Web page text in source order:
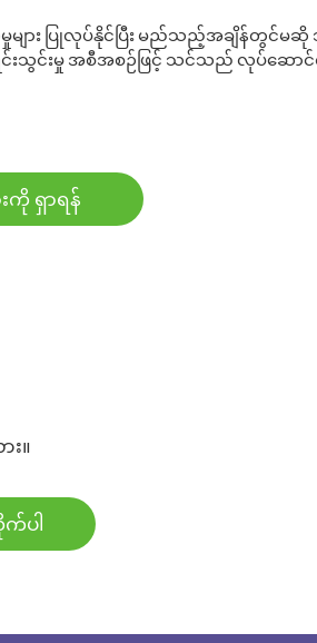
မှုများ ပြုလုပ်နိုင်ပြီး မည်သည့်အချိန်တွင်
သွင်းမှု အစီအစဉ်ဖြင့် သင်သည် လုပ်ဆောင်ထ
ကို ရှာရန်
း။
ပါ